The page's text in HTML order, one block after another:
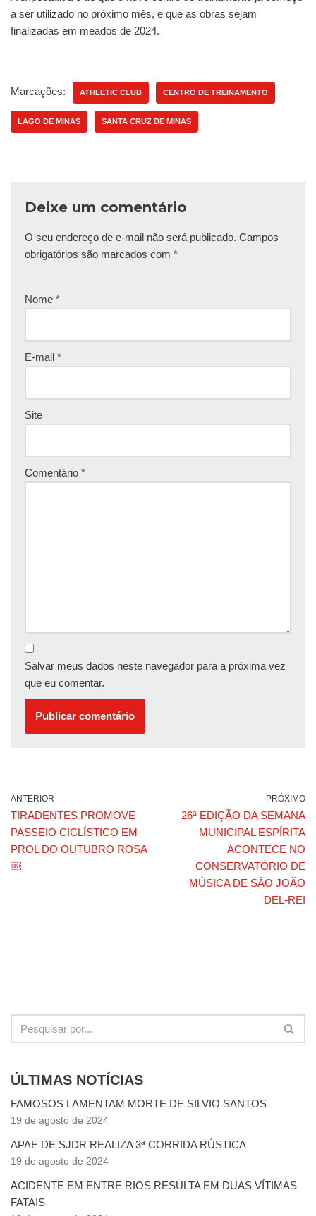
a ser utilizado no próximo mês, e que as obras sejam
finalizadas em meados de 2024.
Marcações: ATHLETIC CLUB CENTRO DE TREINAMENTO
LAGO DE MINAS SANTA CRUZ DE MINAS
Deixe um comentário
O seu endereço de e-mail não será publicado. Campos
obrigatórios são marcados com *
Nome *
E-mail *
Site
Comentário *
Salvar meus dados neste navegador para a próxima vez
que eu comentar.
ANTERIOR
TIRADENTES PROMOVE
PASSEIO CICLÍSTICO EM
PROL DO OUTUBRO ROSA
￼
PRÓXIMO
26ª EDIÇÃO DA SEMANA
MUNICIPAL ESPÍRITA
ACONTECE NO
CONSERVATÓRIO DE
MÚSICA DE SÃO JOÃO
DEL-REI
ÚLTIMAS NOTÍCIAS
FAMOSOS LAMENTAM MORTE DE SILVIO SANTOS
19 de agosto de 2024
APAE DE SJDR REALIZA 3ª CORRIDA RÚSTICA
19 de agosto de 2024
ACIDENTE EM ENTRE RIOS RESULTA EM DUAS VÍTIMAS
FATAIS